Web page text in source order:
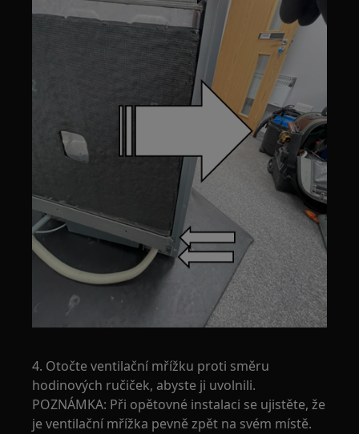
4. Otočte ventilační mřížku proti směru
hodinových ručiček, abyste ji uvolnili.
POZNÁMKA: Při opětovné instalaci se ujistěte, že
je ventilační mřížka pevně zpět na svém místě.